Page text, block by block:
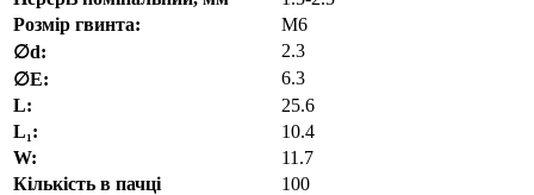
Розмір гвинта:
M6
∅d:
2.3
∅E:
6.3
L:
25.6
L₁:
10.4
W:
11.7
Кількість в пачці
100